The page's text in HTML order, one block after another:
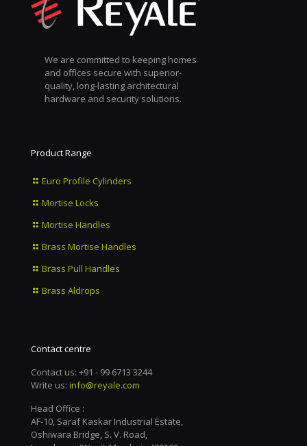
We are committed to keeping homes
and offices secure with superior-
quality, long-lasting architectural
hardware and security solutions.
Product Range
Euro Profile Cylinders
Mortise Locks
Mortise Handles
Brass Mortise Handles
Brass Pull Handles
Brass Aldrops
Contact centre
Contact us: +91 - 99 6713 3244
Write us: info@reyale.com
Head Office :
AF-10, Saraf Kaskar Industrial Estate,
Oshiwara Bridge, S. V. Road,